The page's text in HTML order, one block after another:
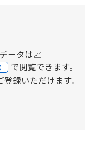
ータは📈
で閲覧できます。
録いただけます。